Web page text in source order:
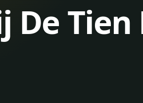
De